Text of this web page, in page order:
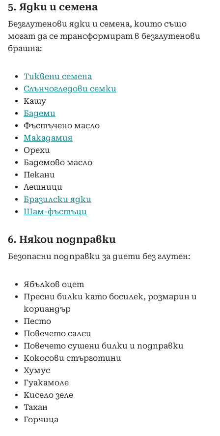
5. Ядки и семена
Безглутенови ядки и семена, които също
могат да се трансформират в безглутенови
брашна:
Тиквени семена
Слънчогледови семки
Кашу
Бадеми
Фъстъчено масло
Макадамия
Орехи
Бадемово масло
Пекани
Лешници
Бразилски ядки
Шам-фъстъци
6. Някои подправки
Безопасни подправки за диети без глутен:
Ябълков оцет
Пресни билки като босилек, розмарин и
кориандър
Песто
Повечето салси
Повечето сушени билки и подправки
Кокосови стърготини
Хумус
Гуакамоле
Кисело зеле
Тахан
Горчица